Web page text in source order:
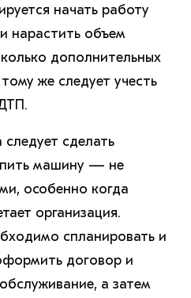
начать работу
нарастить объем
дополнительных
же следует учесть
следует сделать
машину — не
особенно когда
организация.
спланировать и
договор и
а затем